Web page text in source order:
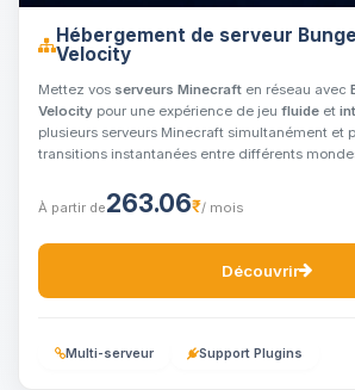
Hébergement de serveur
Velocity
Mettez vos serveurs Minecraft en réseau avec
Velocity pour une expérience de jeu fluide et
plusieurs serveurs Minecraft simultanément et
transitions instantanées entre différents
À partir de263.06₹/ mois
Découvrir
Multi-serveur Support Plugins